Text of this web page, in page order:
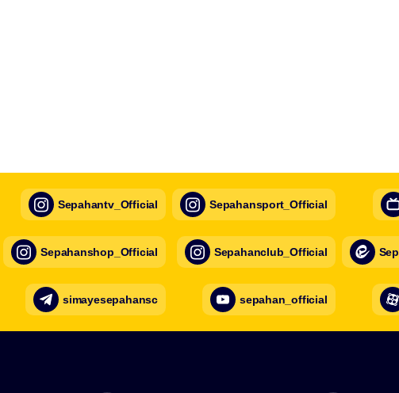
Sepahantv_Official
Sepahanshop_Official
simayesepahansc
Sepahansport_Official
Sepahanclub_Official
sepahan_official